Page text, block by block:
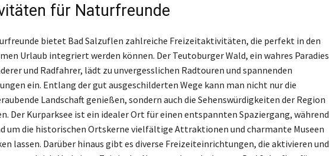
für Naturfreunde
bietet Bad Salzuflen zahlreiche Freizeitaktivitäten, die perfekt in den
Urlaub integriert werden können. Der Teutoburger Wald, ein wahres Paradies
und Radfahrer, lädt zu unvergesslichen Radtouren und spannenden
ein. Entlang der gut ausgeschilderten Wege kann man nicht nur die
Landschaft genießen, sondern auch die Sehenswürdigkeiten der Region
Der Kurparksee ist ein idealer Ort für einen entspannten Spaziergang, während
um die historischen Ortskerne vielfältige Attraktionen und charmante Museen
lassen. Darüber hinaus gibt es diverse Freizeiteinrichtungen, die aktivieren und